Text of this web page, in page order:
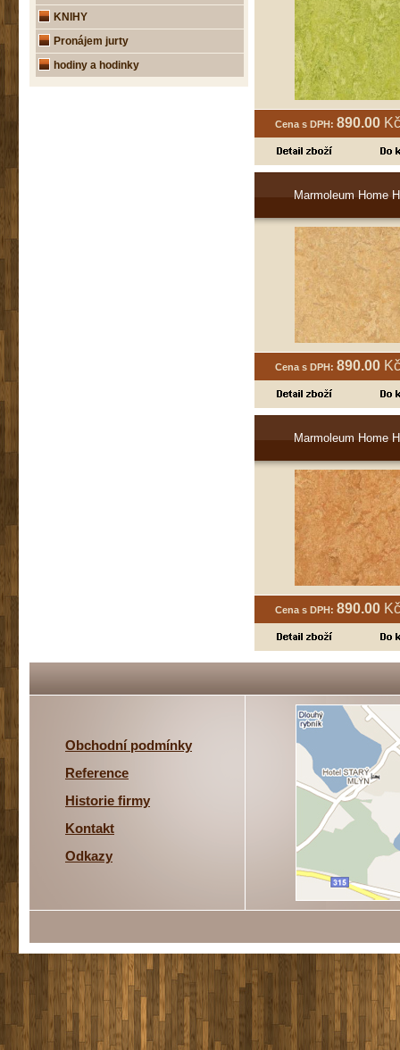
Cena s DPH: 890.00
Marmoleum Home
Cena s DPH: 890.00
Marmoleum Home
Cena s DPH: 890.00
KNIHY
Pronájem jurty
hodiny a hodinky
Obchodní podmínky
Reference
Historie firmy
Kontakt
Odkazy